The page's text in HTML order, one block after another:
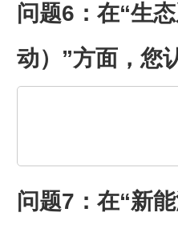
问题6：在“生
动）”方面，您
问题7：在“新